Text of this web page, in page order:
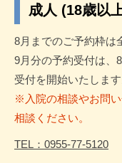
成人 (18歳以
8月までのご予約枠は
9月分の予約受付は、
受付を開始いたします
※入院の相談やお問
相談ください。
TEL：0955-77-5120